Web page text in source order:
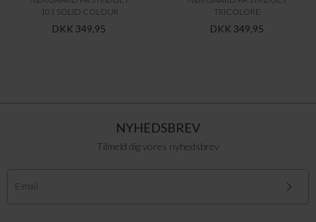
101 SOLID COLOUR
DKK 349,95
TRICOLORE
DKK 349,95
NYHEDSBREV
Tilmeld dig vores nyhedsbrev